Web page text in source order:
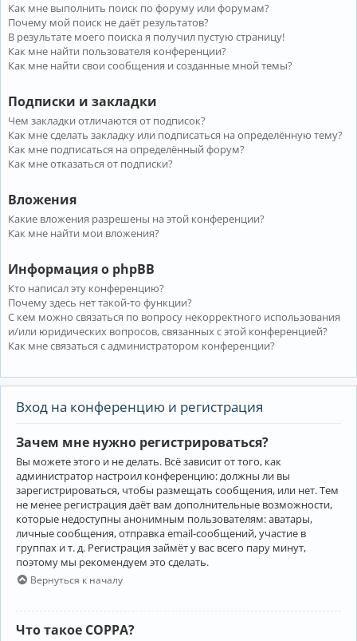
Как мне выполнить поиск по форуму или форумам?
Почему мой поиск не даёт результатов?
В результате моего поиска я получил пустую страницу!
Как мне найти пользователя конференции?
Как мне найти свои сообщения и созданные мной темы?
Подписки и закладки
Чем закладки отличаются от подписок?
Как мне сделать закладку или подписаться на определённую тему?
Как мне подписаться на определённый форум?
Как мне отказаться от подписки?
Вложения
Какие вложения разрешены на этой конференции?
Как мне найти мои вложения?
Информация о phpBB
Кто написал эту конференцию?
Почему здесь нет такой-то функции?
С кем можно связаться по вопросу некорректного использования
и/или юридических вопросов, связанных с этой конференцией?
Как мне связаться с администратором конференции?
Вход на конференцию и регистрация
Зачем мне нужно регистрироваться?
Вы можете этого и не делать. Всё зависит от того, как
администратор настроил конференцию: должны ли вы
зарегистрироваться, чтобы размещать сообщения, или нет. Тем
не менее регистрация даёт вам дополнительные возможности,
которые недоступны анонимным пользователям: аватары,
личные сообщения, отправка email-сообщений, участие в
группах и т. д. Регистрация займёт у вас всего пару минут,
поэтому мы рекомендуем это сделать.
Вернуться к началу
Что такое COPPA?